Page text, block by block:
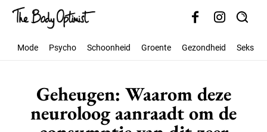
Mode Psycho Schoonheid Groente Gezondheid Seks
Geheugen: Waarom deze
neuroloog aanraadt om de